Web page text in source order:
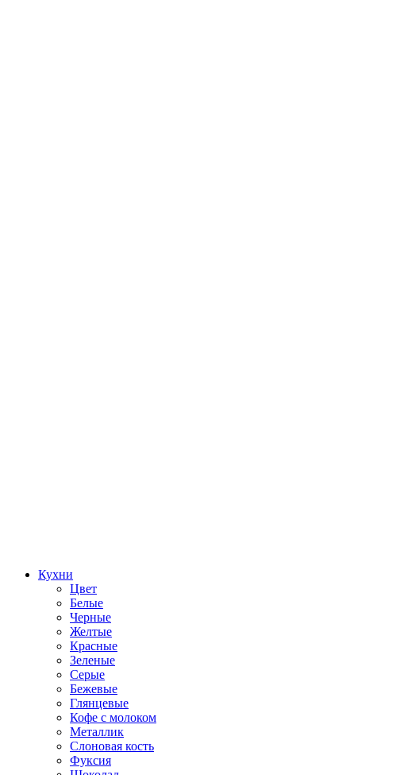
Кухни
Цвет
Белые
Черные
Желтые
Красные
Зеленые
Серые
Бежевые
Глянцевые
Кофе с молоком
Металлик
Слоновая кость
Фуксия